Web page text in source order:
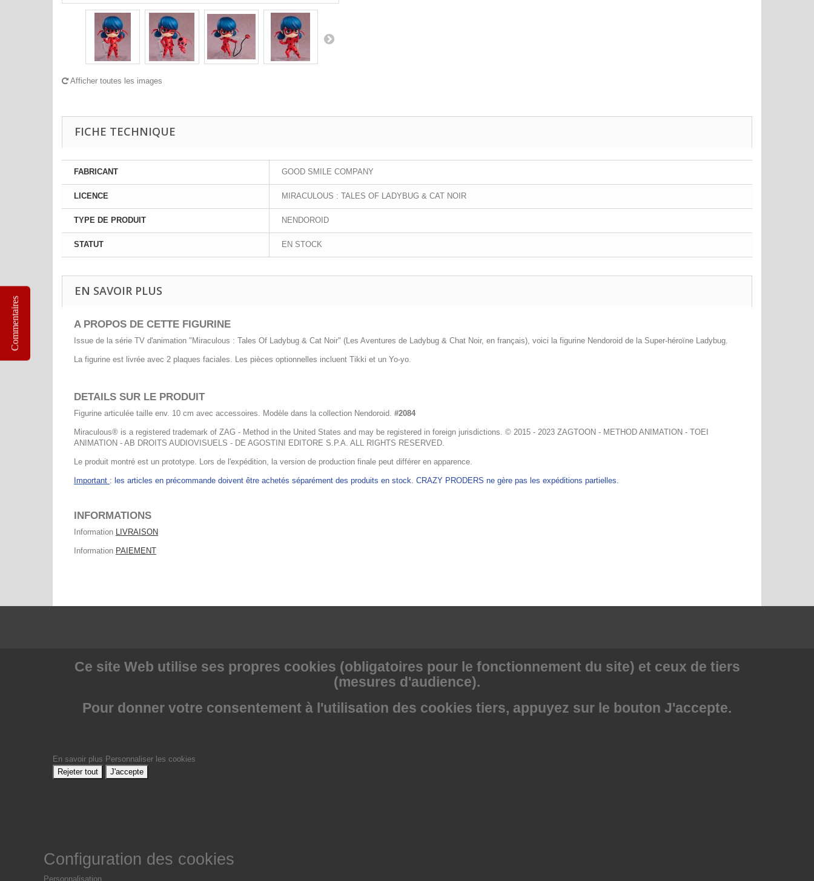
Afficher toutes les images
FICHE TECHNIQUE
FABRICANT GOOD SMILE COMPANY
LICENCE MIRACULOUS : TALES OF LADYBUG & CAT NOIR
TYPE DE PRODUIT NENDOROID
STATUT EN STOCK
EN SAVOIR PLUS
A PROPOS DE CETTE FIGURINE
Issue de la série TV d'animation "Miraculous : Tales Of Ladybug & Cat Noir" (Les Aventures de Ladybug & Chat Noir, en français), voici la figurine Nendoroid de la Super-héroïne Ladybug.
La figurine est livrée avec 2 plaques faciales. Les pièces optionnelles incluent Tikki et un Yo-yo.
DETAILS SUR LE PRODUIT
Figurine articulée taille env. 10 cm avec accessoires. Modèle dans la collection Nendoroid. #2084
Miraculous® is a registered trademark of ZAG - Method in the United States and may be registered in foreign jurisdictions. © 2015 - 2023 ZAGTOON - METHOD ANIMATION - TOEI
ANIMATION - AB DROITS AUDIOVISUELS - DE AGOSTINI EDITORE S.P.A. ALL RIGHTS RESERVED.
Le produit montré est un prototype. Lors de l'expédition, la version de production finale peut différer en apparence.
Important : les articles en précommande doivent être achetés séparément des produits en stock. CRAZY PRODERS ne gère pas les expéditions partielles.
INFORMATIONS
Information LIVRAISON
Information PAIEMENT
Ce site Web utilise ses propres cookies (obligatoires pour le fonctionnement du site) et ceux de tiers
(mesures d'audience).
Pour donner votre consentement à l'utilisation des cookies tiers, appuyez sur le bouton J'accepte.
En savoir plus Personnaliser les cookies
Rejeter tout
J'accepte
Configuration des cookies
Personnalisation
Commentaires